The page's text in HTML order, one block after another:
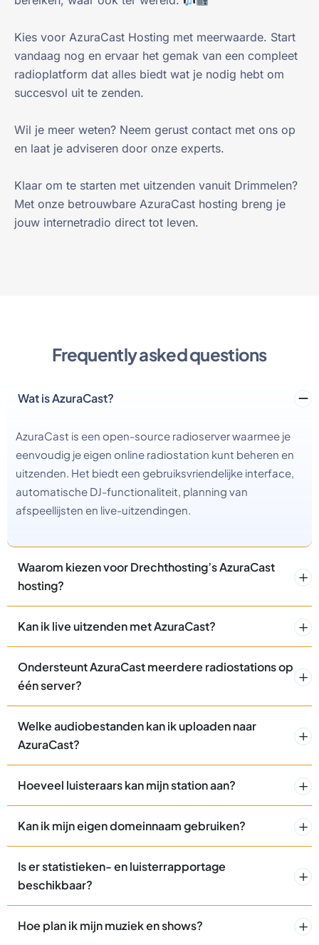
Kies voor AzuraCast Hosting met meerwaarde. Start
vandaag nog en ervaar het gemak van een compleet
radioplatform dat alles biedt wat je nodig hebt om
succesvol uit te zenden.
Wil je meer weten? Neem gerust contact met ons op
en laat je adviseren door onze experts.
Klaar om te starten met uitzenden vanuit Drimmelen?
Met onze betrouwbare AzuraCast hosting breng je
jouw internetradio direct tot leven.
Frequently asked questions
Wat is AzuraCast?
AzuraCast is een open-source radioserver waarmee je
eenvoudig je eigen online radiostation kunt beheren en
uitzenden. Het biedt een gebruiksvriendelijke interface,
automatische DJ-functionaliteit, planning van
afspeellijsten en live-uitzendingen.
Waarom kiezen voor Drechthosting’s AzuraCast
hosting?
Kan ik live uitzenden met AzuraCast?
Ondersteunt AzuraCast meerdere radiostations op
één server?
Welke audiobestanden kan ik uploaden naar
AzuraCast?
Hoeveel luisteraars kan mijn station aan?
Kan ik mijn eigen domeinnaam gebruiken?
Is er statistieken- en luisterrapportage
beschikbaar?
Hoe plan ik mijn muziek en shows?